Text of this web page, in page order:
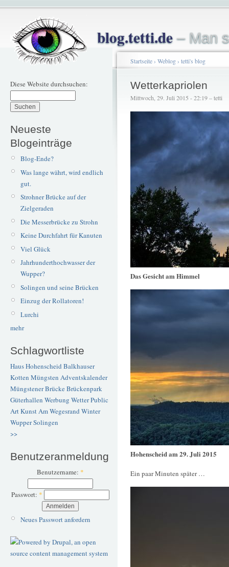
blog.tetti.de– Man
Diese Website durchsuchen:
Neueste
Blogeinträge
Blog-Ende?
Was lange währt, wird endlich
gut.
Strohner Brücke auf der
Zielgeraden
Die Messerbrücke zu Strohn
Keine Durchfahrt für Kanuten
Viel Glück
Jahrhunderthochwasser der
Wupper?
Solingen und seine Brücken
Einzug der Rollatoren!
Lurchi
mehr
Schlagwortliste
Haus Hohenscheid Balkhauser
Kotten Müngsten Adventskalender
Müngstener BrückeBrückenpark
Güterhallen Werbung WetterPublic
ArtKunstAm Wegesrand Winter
WupperSolingen
>>
Benutzeranmeldung
Benutzername: *
Passwort: *
Neues Passwort anfordern
Startseite› Weblog› tetti's blog
Wetterkapriolen
Mittwoch, 29. Juli 2015 - 22:19 – tetti
Das Gesicht am Himmel
Hohenscheid am 29. Juli 2015
Ein paar Minuten später …